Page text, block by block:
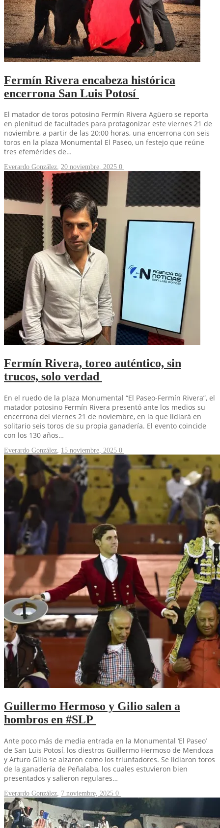
Fermín Rivera encabeza histórica
encerrona San Luis Potosí
El matador de toros potosino Fermín Rivera Agüero se reporta
en plenitud de facultades para protagonizar este viernes 21 de
noviembre, a partir de las 20:00 horas, una encerrona con seis
toros en la plaza Monumental El Paseo, un festejo que reúne
tres efemérides de…
Everardo González, 20 noviembre, 2025 0
Fermín Rivera, toreo auténtico, sin
trucos, solo verdad
En el ruedo de la plaza Monumental “El Paseo-Fermín Rivera”, el
matador potosino Fermín Rivera presentó ante los medios su
encerrona del viernes 21 de noviembre, en la que lidiará en
solitario seis toros de su propia ganadería. El evento coincide
con los 130 años…
Everardo González, 15 noviembre, 2025 0
Guillermo Hermoso y Gilio salen a
hombros en #SLP
Ante poco más de media entrada en la Monumental ‘El Paseo’
de San Luis Potosí, los diestros Guillermo Hermoso de Mendoza
y Arturo Gilio se alzaron como los triunfadores. Se lidiaron toros
de la ganadería de Peñalaba, los cuales estuvieron bien
presentados y salieron regulares…
Everardo González, 7 noviembre, 2025 0